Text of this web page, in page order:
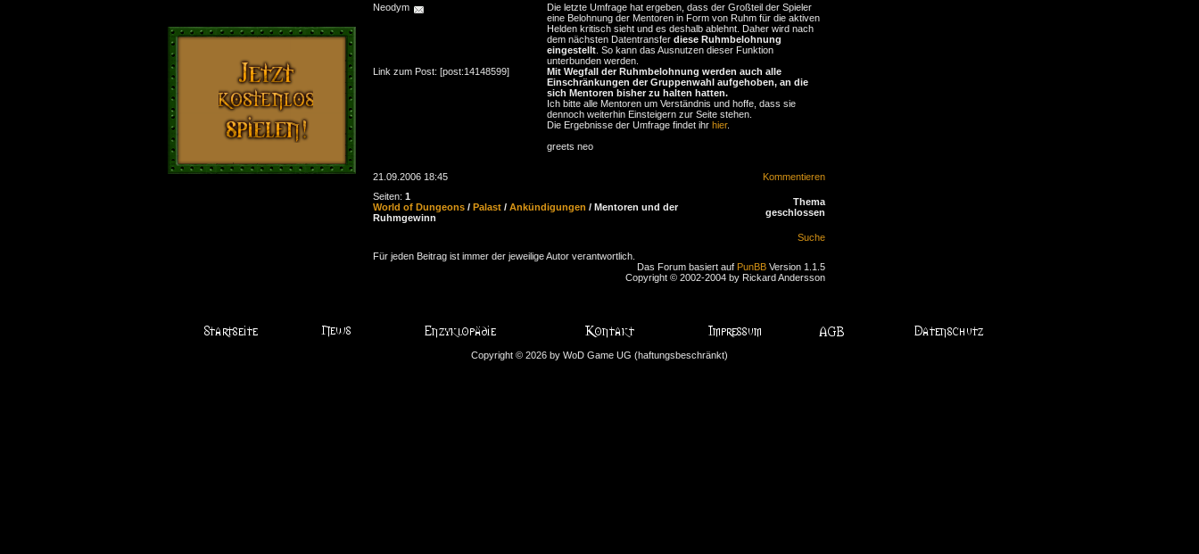
Neodym
Link zum Post: [post:14148599]
Die letzte Umfrage hat ergeben, dass der Großteil der Spieler
eine Belohnung der Mentoren in Form von Ruhm für die aktiven
Helden kritisch sieht und es deshalb ablehnt. Daher wird nach
dem nächsten Datentransfer diese Ruhmbelohnung
eingestellt . So kann das Ausnutzen dieser Funktion
unterbunden werden.
Mit Wegfall der Ruhmbelohnung werden auch alle
Einschränkungen der Gruppenwahl aufgehoben, an die
sich Mentoren bisher zu halten hatten.
Ich bitte alle Mentoren um Verständnis und hoffe, dass sie
dennoch weiterhin Einsteigern zur Seite stehen.
Die Ergebnisse der Umfrage findet ihr hier.
greets neo
21.09.2006 18:45
Kommentieren
Seiten: 1
World of Dungeons / Palast / Ankündigungen / Mentoren und der
Ruhmgewinn
Thema
geschlossen
Suche
Für jeden Beitrag ist immer der jeweilige Autor verantwortlich.
Das Forum basiert auf PunBB Version 1.1.5
Copyright © 2002-2004 by Rickard Andersson
Copyright © 2026 by WoD Game UG (haftungsbeschränkt)